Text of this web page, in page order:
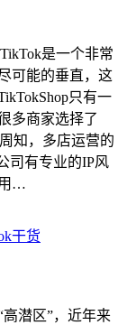
是一个非常
可能的垂直，这
只有一
多商家选择了
，多店运营的
司有专业的IP风
…
干货
潜区”，近年来